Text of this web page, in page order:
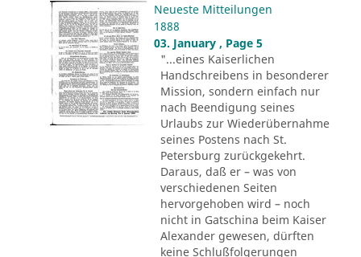
Neueste Mitteilungen
1888
03. January , Page 5
"...eines Kaiserlichen
Handschreibens in besonderer
Mission, sondern einfach nur
nach Beendigung seines
Urlaubs zur Wiederübernahme
seines Postens nach St.
Petersburg zurückgekehrt.
Daraus, daß er – was von
verschiedenen Seiten
hervorgehoben wird – noch
nicht in Gatschina beim Kaiser
Alexander gewesen, dürften
keine Schlußfolgerungen